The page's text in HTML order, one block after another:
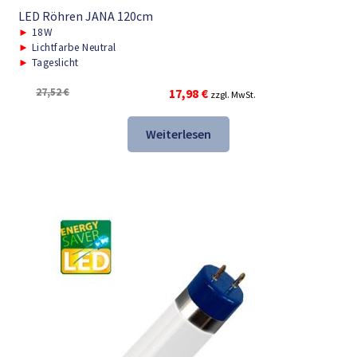
LED Röhren JANA 120cm
► 18W
► Lichtfarbe Neutral
► Tageslicht
27,52€
Ursprünglicher
Preis
war:
27,52 €
17,98 €Aktueller
Preis
ist:
17,98 €.
zzgl. MwSt.
Weiterlesen